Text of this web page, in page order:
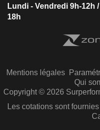
Lundi - Vendredi 9h-12h
18h
Mentions légales
Qui
Copyright © 2026
Les cotations sont